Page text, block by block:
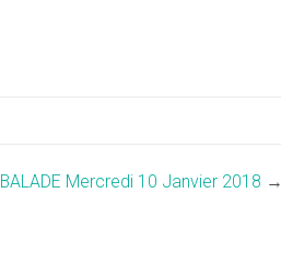
BALADE Mercredi 10 Janvier 2018 →